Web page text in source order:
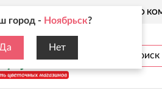
город - Ноябрьск?
Нет
О